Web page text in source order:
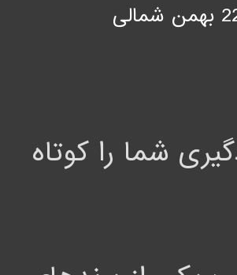
شما را کوتاه